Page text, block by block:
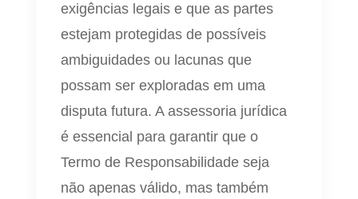
exigências legais e que as partes
estejam protegidas de possíveis
ambiguidades ou lacunas que
possam ser exploradas em uma
disputa futura. A assessoria jurídica
é essencial para garantir que o
Termo de Responsabilidade seja
não apenas válido, mas também